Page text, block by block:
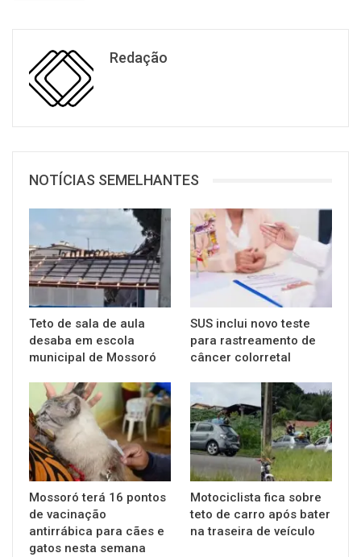
Redação
NOTÍCIAS SEMELHANTES
Teto de sala de aula
desaba em escola
municipal de Mossoró
SUS inclui novo teste
para rastreamento de
câncer colorretal
Mossoró terá 16 pontos
de vacinação
antirrábica para cães e
gatos nesta semana
Motociclista fica sobre
teto de carro após bater
na traseira de veículo